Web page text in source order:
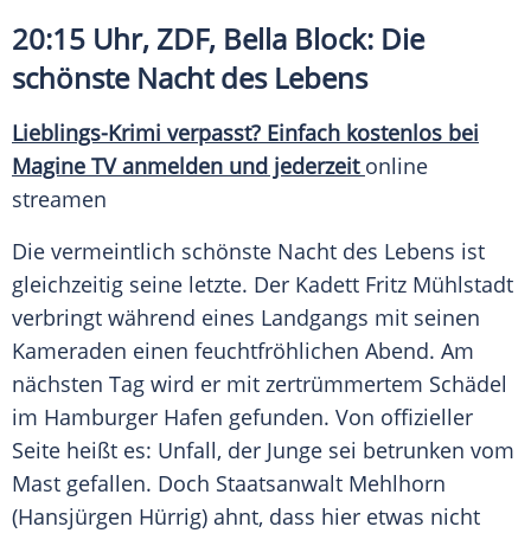
20:15 Uhr, ZDF, Bella Block: Die
schönste Nacht des Lebens
Lieblings-Krimi verpasst? Einfach kostenlos bei
Magine TVanmelden und jederzeit online
streamen
Die vermeintlich schönste Nacht des Lebens ist
gleichzeitig seine letzte. Der Kadett Fritz Mühlstadt
verbringt während eines Landgangs mit seinen
Kameraden einen feuchtfröhlichen Abend. Am
nächsten Tag wird er mit zertrümmertem Schädel
im Hamburger Hafen gefunden. Von offizieller
Seite heißt es: Unfall, der Junge sei betrunken vom
Mast gefallen. Doch Staatsanwalt Mehlhorn
(Hansjürgen Hürrig) ahnt, dass hier etwas nicht